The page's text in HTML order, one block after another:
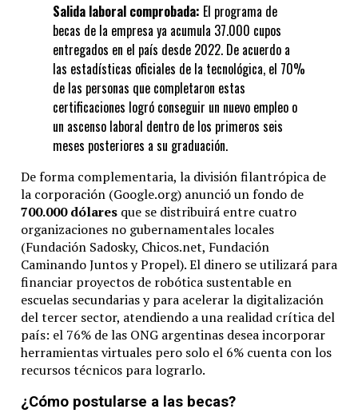
Salida laboral comprobada: El programa de
becas de la empresa ya acumula 37.000 cupos
entregados en el país desde 2022. De acuerdo a
las estadísticas oficiales de la tecnológica, el 70%
de las personas que completaron estas
certificaciones logró conseguir un nuevo empleo o
un ascenso laboral dentro de los primeros seis
meses posteriores a su graduación.
De forma complementaria, la división filantrópica de
la corporación (Google.org) anunció un fondo de
700.000 dólaresque se distribuirá entre cuatro
organizaciones no gubernamentales locales
(Fundación Sadosky, Chicos.net, Fundación
Caminando Juntos y Propel).El dinero se utilizará para
financiar proyectos de robótica sustentable en
escuelas secundarias y para acelerar la digitalización
del tercer sector, atendiendo a una realidad crítica del
país: el 76% de las ONG argentinas desea incorporar
herramientas virtuales pero solo el 6% cuenta con los
recursos técnicos para lograrlo.
¿Cómo postularse a las becas?